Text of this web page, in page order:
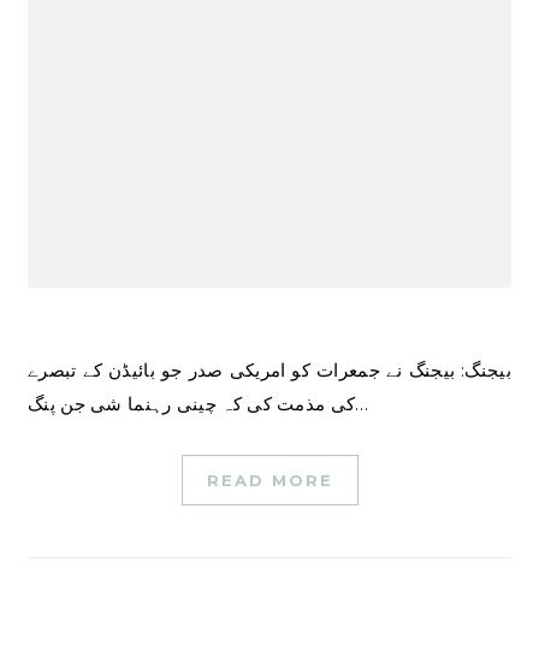
بیجنگ: بیجنگ نے جمعرات کو امریکی صدر جو بائیڈن کے تبصرے
کی مذمت کی کہ چینی رہنما شی جن پنگ…
READ MORE